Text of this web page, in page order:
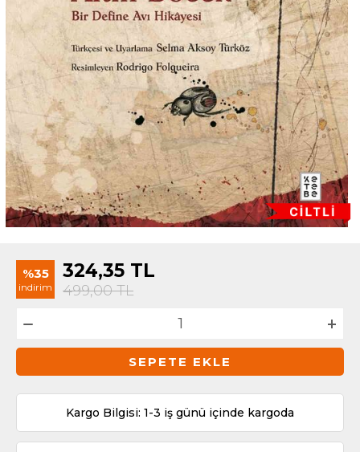
%35
indirim
324,35 TL
499,00TL
SEPETE EKLE
Kargo Bilgisi: 1-3 iş günü içinde kargoda